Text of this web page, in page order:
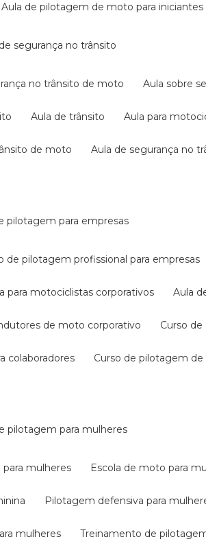
aula de pilotagem de moto para iniciantes
de segurança no trânsito
no trânsito de moto aula sobre
aula de trânsito aula para
de moto aula de segurança no
pilotagem para empresas
de pilotagem profissional para empresas
para motociclistas corporativos aula
de moto corporativo curso
colaboradores curso de pilotagem
pilotagem para mulheres
para mulheres escola de moto para
pilotagem defensiva para
mulheres treinamento de